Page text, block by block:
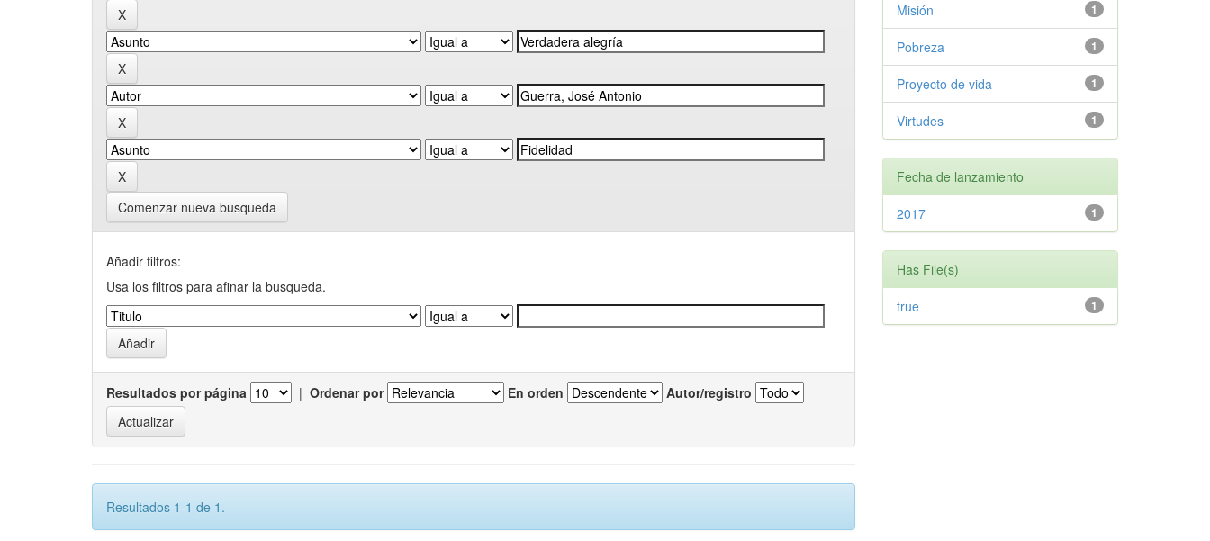
Comenzar nueva busqueda
Añadir filtros:
Usa los filtros para afinar la busqueda.
Resultados por página | Ordenar por En orden Autor/registro
Resultados 1-1 de 1.
1
Misión
1
Pobreza
1
Proyecto de vida
1
Virtudes
Fecha de lanzamiento
1
2017
Has File(s)
1
true